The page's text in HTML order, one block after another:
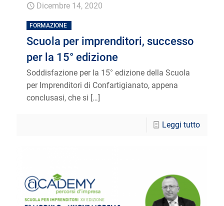
Dicembre 14, 2020
FORMAZIONE
Scuola per imprenditori, successo
per la 15° edizione
Soddisfazione per la 15° edizione della Scuola
per Imprenditori di Confartigianato, appena
conclusasi, che si […]
Leggi tutto